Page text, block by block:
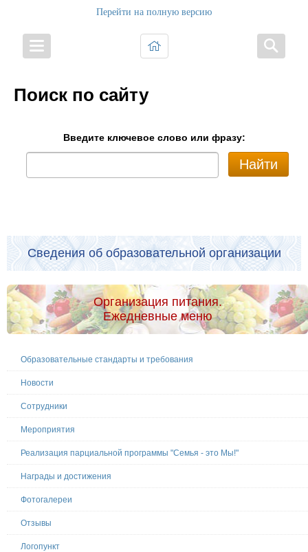
Перейти на полную версию
Поиск по сайту
Введите ключевое слово или фразу:
Найти
Сведения об образовательной организации
Организация питания.
Ежедневные меню
Образовательные стандарты и требования
Новости
Сотрудники
Мероприятия
Реализация парциальной программы "Семья - это Мы!"
Награды и достижения
Фотогалереи
Отзывы
Логопункт